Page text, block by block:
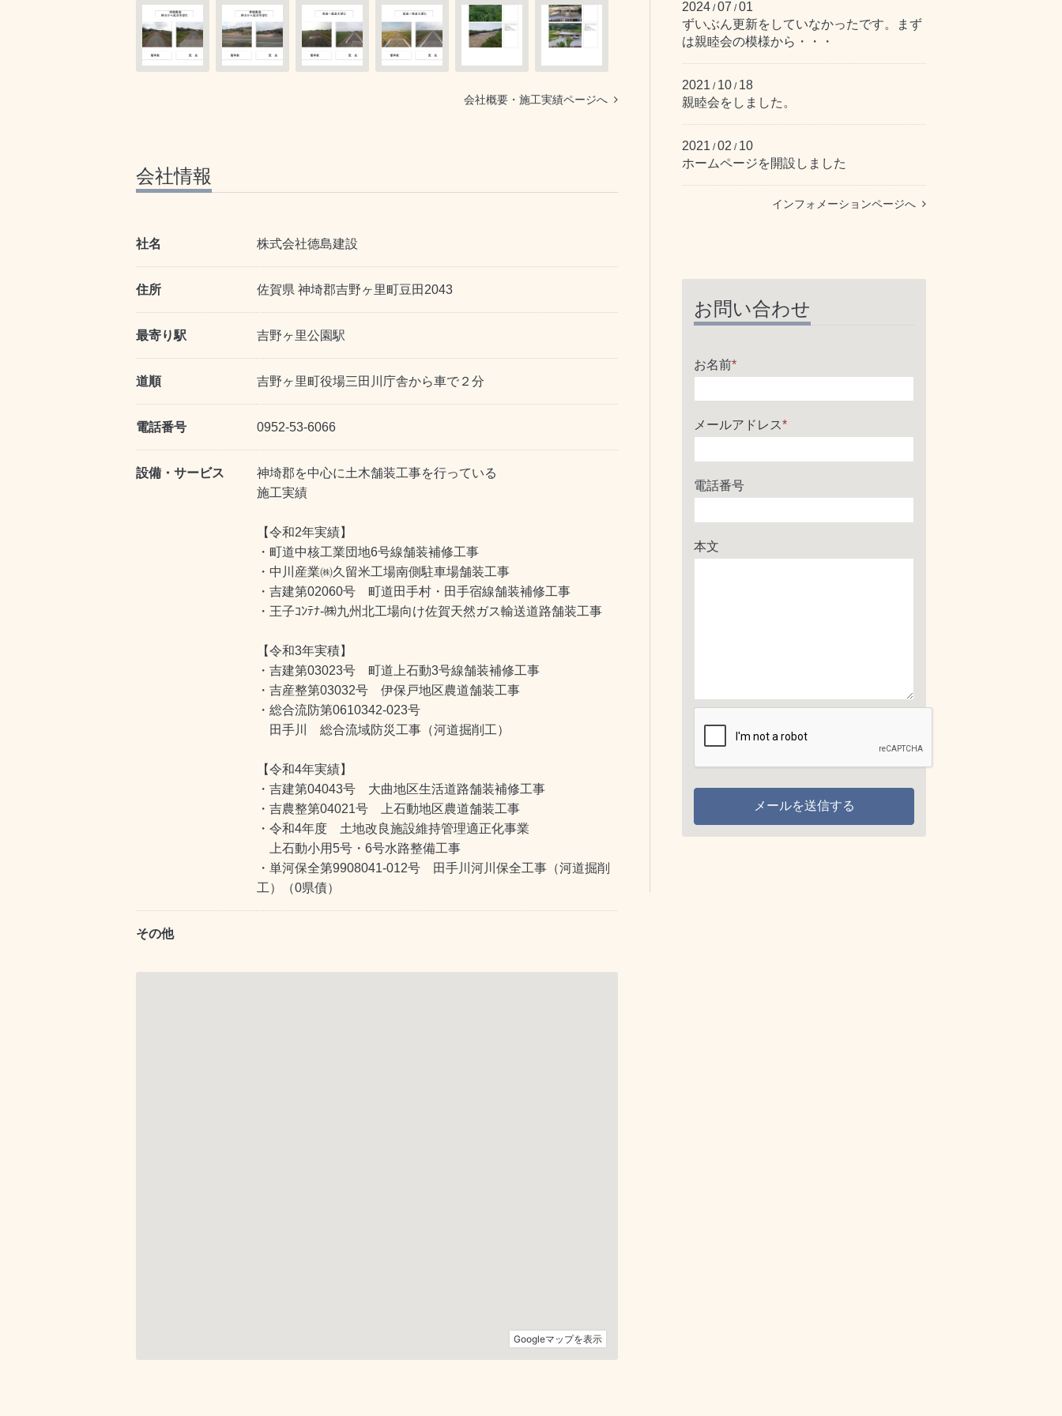
会社概要・施工実績ページへ
会社情報
社名 株式会社德島建設
住所 佐賀県 神埼郡吉野ヶ里町豆田2043
最寄り駅 吉野ヶ里公園駅
道順 吉野ヶ里町役場三田川庁舎から車で２分
電話番号 0952-53-6066
設備・サービス
神埼郡を中心に土木舗装工事を行っている
施工実績
【令和2年実績】
・町道中核工業団地6号線舗装補修工事
・中川産業㈱久留米工場南側駐車場舗装工事
・吉建第02060号 町道田手村・田手宿線舗装補修工事
・王子ｺﾝﾃﾅ-㈱九州北工場向け佐賀天然ガス輸送道路舗装工事
【令和3年実積】
・吉建第03023号 町道上石動3号線舗装補修工事
・吉産整第03032号 伊保戸地区農道舗装工事
・総合流防第0610342-023号
田手川 総合流域防災工事（河道掘削工）
【令和4年実績】
・吉建第04043号 大曲地区生活道路舗装補修工事
・吉農整第04021号 上石動地区農道舗装工事
・令和4年度 土地改良施設維持管理適正化事業
上石動小用5号・6号水路整備工事
・単河保全第9908041-012号 田手川河川保全工事（河道掘削
工）（0県債）
その他
2024 /07 /01
ずいぶん更新をしていなかったです。まず
は親睦会の模様から・・・
2021 / 10 / 18
親睦会をしました。
2021 /02 / 10
ホームページを開設しました
インフォメーションページへ
お問い合わせ
お名前*
メールアドレス*
電話番号
本文